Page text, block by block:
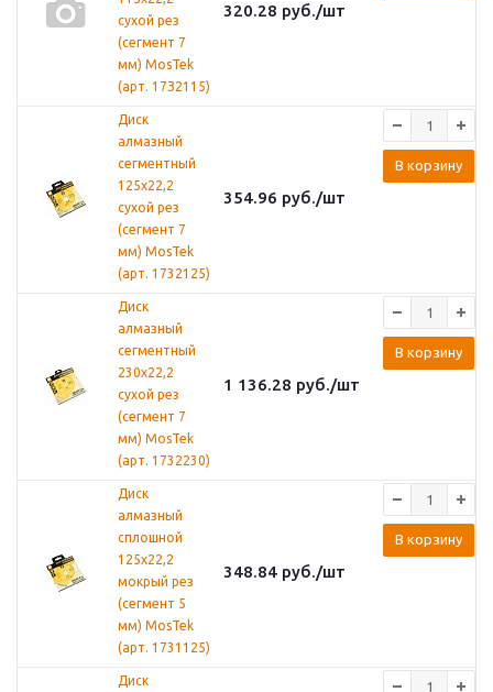
сухой рез
(сегмент 7
мм) MosTek
(арт. 17З2115)
320.28 руб./шт
Диск
алмазный
сегментный
125х22,2
сухой рез
(сегмент 7
мм) MosTek
(арт. 1732125)
354.96 руб./шт
В корзину
Диск
алмазный
сегментный
230х22,2
сухой рез
(сегмент 7
мм) MosTek
(арт. 1732230)
1 136.28 руб./шт
В корзину
Диск
алмазный
сплошной
125х22,2
мокрый рез
(сегмент 5
мм) MosTek
(арт. 1731125)
348.84 руб./шт
В корзину
Диск